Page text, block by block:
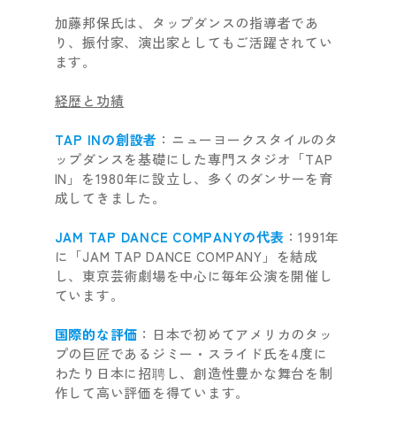
加藤邦保氏は、タップダンスの指導者であ
り、振付家、演出家としてもご活躍されてい
ます。
経歴と功績
TAP INの創設者 ：ニューヨークスタイルのタ
ップダンスを基礎にした専門スタジオ「TAP
IN」を1980年に設立し、多くのダンサーを育
成してきました。
JAM TAP DANCE COMPANYの代表 ：1991年
に「JAM TAP DANCE COMPANY」を結成
し、東京芸術劇場を中心に毎年公演を開催し
ています。
国際的な評価 ：日本で初めてアメリカのタッ
プの巨匠であるジミー・スライド氏を4度に
わたり日本に招聘し、創造性豊かな舞台を制
作して高い評価を得ています。